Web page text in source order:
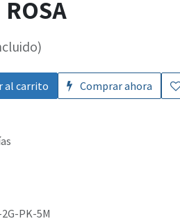
al carrito Comprar ahora
PK-5M